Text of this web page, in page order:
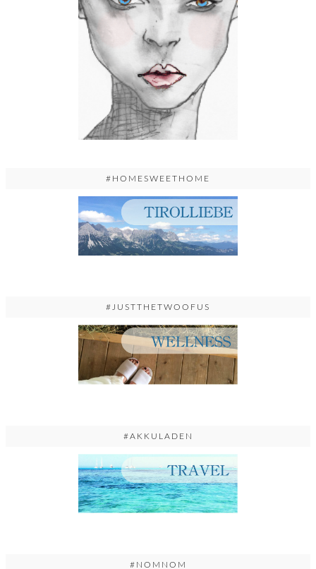
#HOMESWEETHOME
#JUSTTHETWOOFUS
#AKKULADEN
#NOMNOM